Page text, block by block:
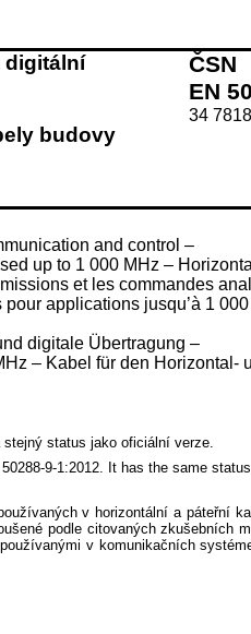
digitální
budovy
ČSN
EN
34 7818
and control –
up to 1 000 MHz –
et les commandes
applications jusqu’à 1
digitale Übertragung –
– Kabel für den Horizontal-
stejný status jako oficiální verze.
9-1:2012. It has the same
v horizontální a páteřní
podle citovaných
v komunikačních